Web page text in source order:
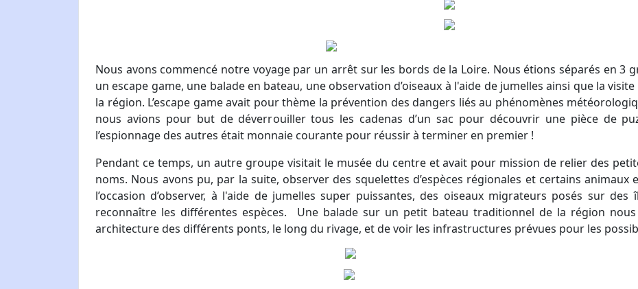
Nous avons commencé notre voyage par un arrêt sur les bords de la Loire. Nous étions séparés en 3
un escape game, une balade en bateau, une observation d’oiseaux à l'aide de jumelles ainsi que la
la région. L’escape game avait pour thème la prévention des dangers liés au phénomènes
nous avions pour but de déverrouiller tous les cadenas d’un sac pour découvrir une pièce de
l’espionnage des autres était monnaie courante pour réussir à terminer en premier !
Pendant ce temps, un autre groupe visitait le musée du centre et avait pour mission de relier des
noms. Nous avons pu, par la suite, observer des squelettes d’espèces régionales et certains animaux
l’occasion d’observer, à l'aide de jumelles super puissantes, des oiseaux migrateurs posés sur
reconnaître les différentes espèces. Une balade sur un petit bateau traditionnel de la région
architecture des différents ponts, le long du rivage, et de voir les infrastructures prévues pour les